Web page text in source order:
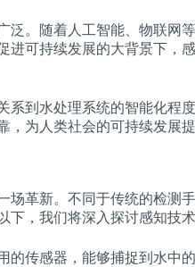
泛。随着人工智能、物联网
可持续发展的大背景下，
到水处理系统的智能化程
为人类社会的可持续发展提
革新。不同于传统的检测
，我们将深入探讨感知技
的传感器，能够捕捉到水中